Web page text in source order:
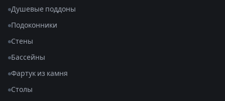
Душевые поддоны
Подоконники
Стены
Бассейны
Фартук из камня
Столы